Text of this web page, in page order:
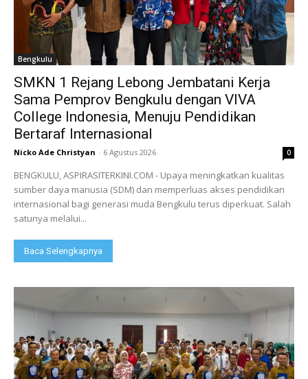
Bengkulu
SMKN 1 Rejang Lebong Jembatani Kerja
Sama Pemprov Bengkulu dengan VIVA
College Indonesia, Menuju Pendidikan
Bertaraf Internasional
Nicko Ade Christyan - 6 Agustus 2026 0
BENGKULU, ASPIRASITERKINI.COM - Upaya meningkatkan kualitas
sumber daya manusia (SDM) dan memperluas akses pendidikan
internasional bagi generasi muda Bengkulu terus diperkuat. Salah
satunya melalui...
Baca Selengkapnya